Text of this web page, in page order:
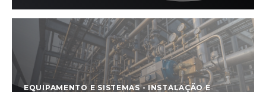
EQUIPAMENTO E SISTEMAS-INSTALAÇÃO E